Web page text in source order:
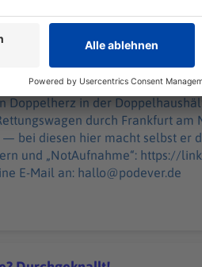
Doppelherz in der
durch Frankfurt
macht selbst er drei Rote Kreuze.
https://linktr.ee/
E-Mail an: hallo@podever.de